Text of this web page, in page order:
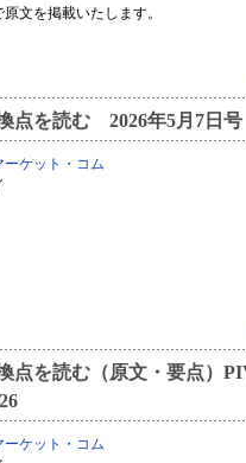
文を掲載いたします。
点を読む 2026年5月7日号
ケット・コム
点を読む（原文・要点）
ケット・コム